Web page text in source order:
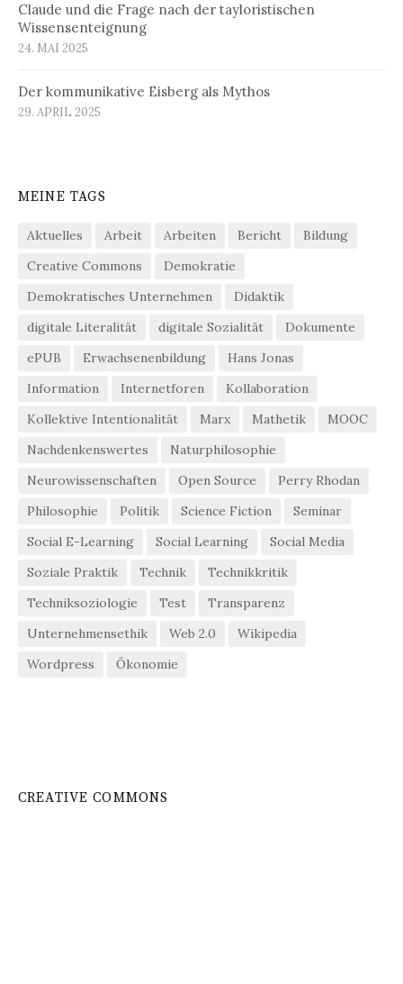
Claude und die Frage nach der tayloristischen
Wissensenteignung
24. MAI 2025
Der kommunikative Eisberg als Mythos
29. APRIL 2025
MEINE TAGS
Aktuelles Arbeit Arbeiten Bericht
Bildung
Creative Commons
Demokratie
Demokratisches Unternehmen
Didaktik
digitale Literalität
digitale Sozialität
Dokumente
ePUB
Erwachsenenbildung
Hans Jonas
Information
Internetforen
Kollaboration
Kollektive Intentionalität
Marx Mathetik
MOOC
Nachdenkenswertes
Naturphilosophie
Neurowissenschaften
Open Source
Perry Rhodan
Philosophie
Politik Science Fiction
Seminar
Social E-Learning
Social Learning
Social Media
Soziale Praktik
Technik
Technikkritik
Techniksoziologie
Test
Transparenz
Unternehmensethik
Web 2.0
Wikipedia
Wordpress
Ökonomie
CREATIVE COMMONS